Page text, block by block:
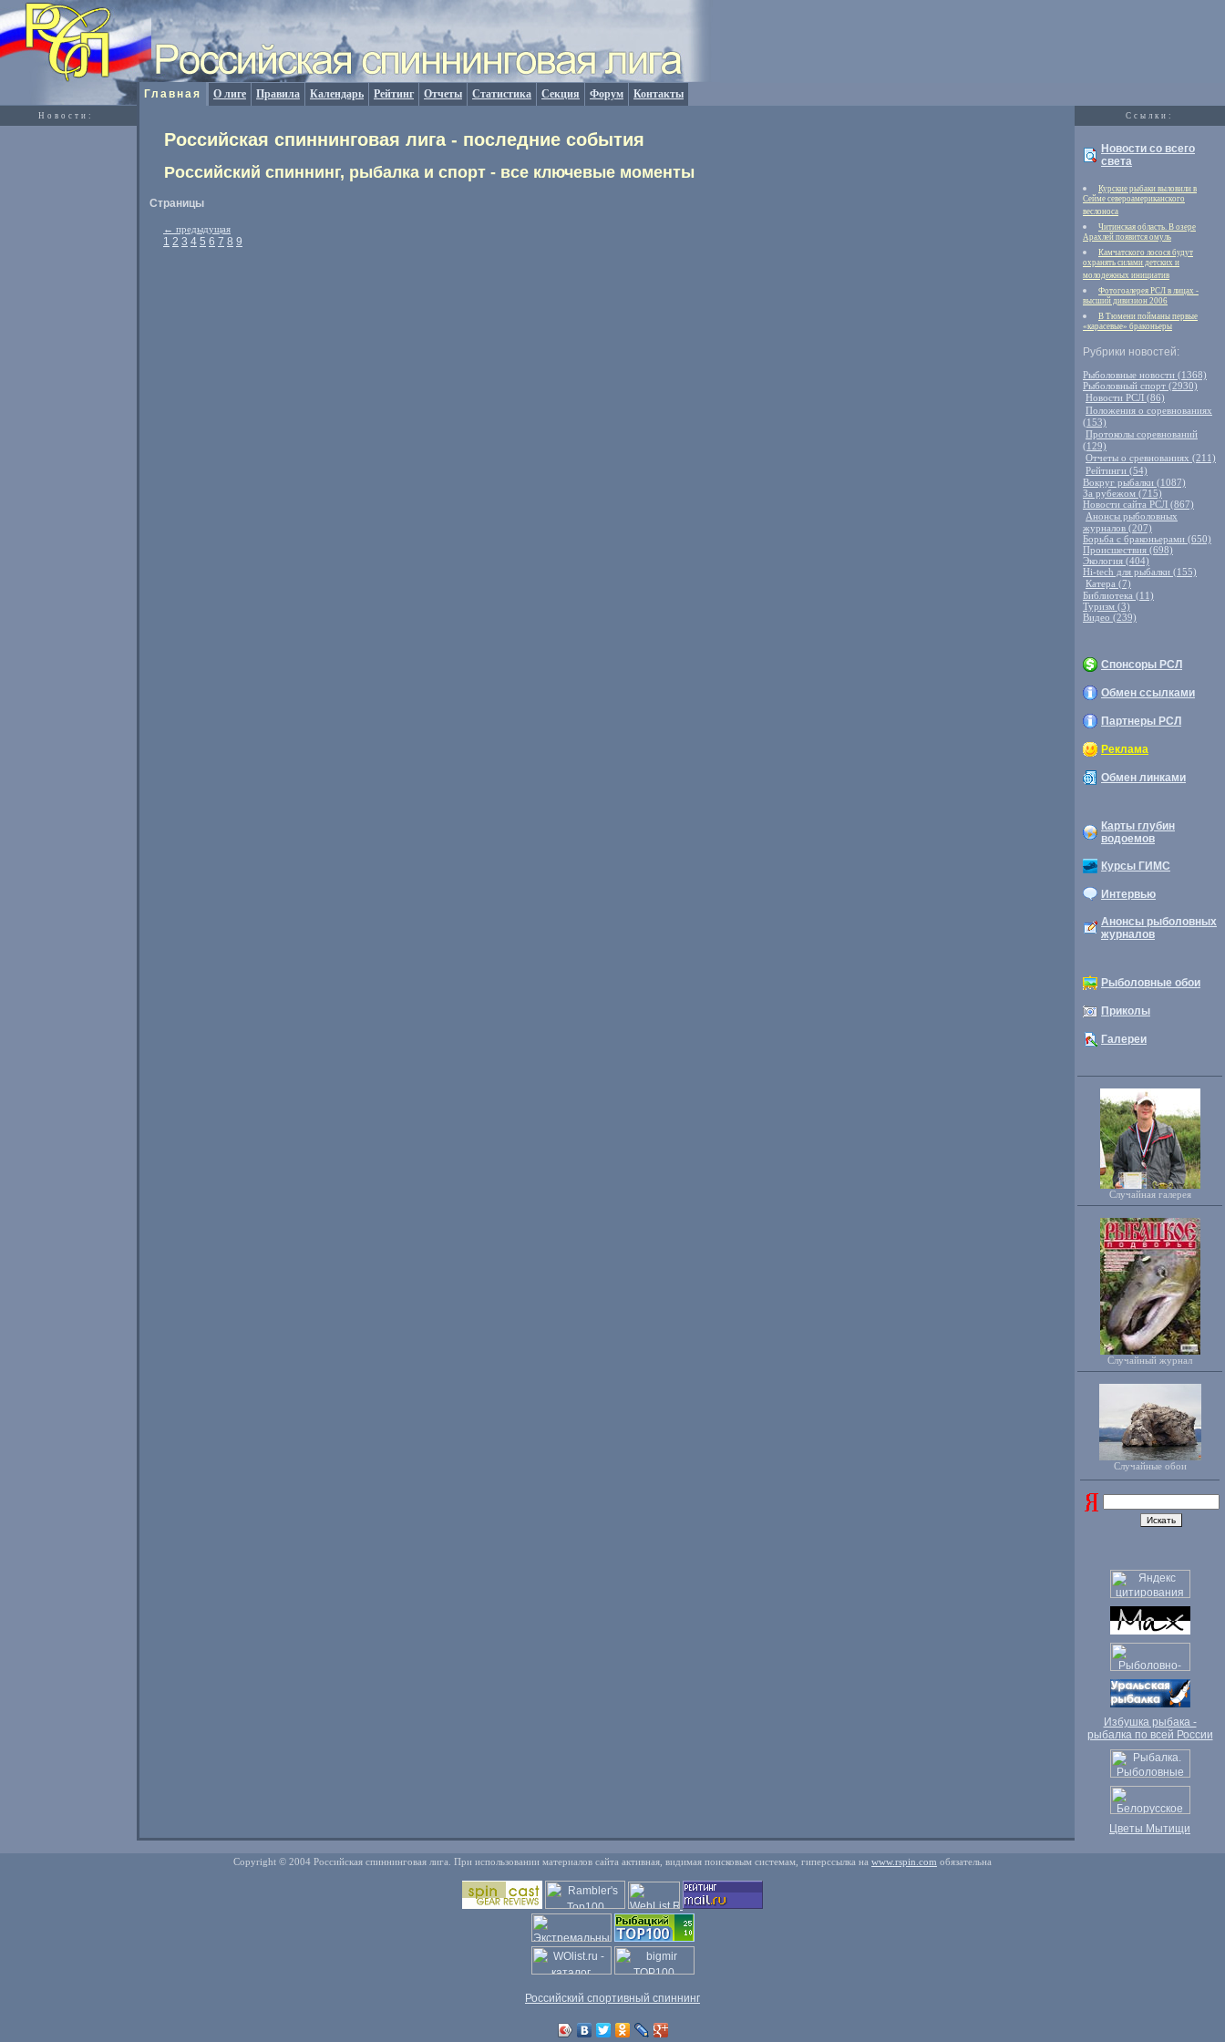
Главная О лиге Правила Календарь Рейтинг Отчеты Статистика Секция Форум Контакты
Новости: Cсылки:
Российская спиннинговая лига - последние события
Российский спиннинг, рыбалка и спорт - все ключевые моменты
Страницы
← предыдущая
1 2 3 4 5 6 7 8 9
Новости со всего
света
Курские рыбаки выловили в
Сейме североамериканского
веслоноса
Читинская область. В озере
Арахлей появится омуль
Камчатского лосося будут
охранять силами детских и
молодежных инициатив
Фотогоалерея РСЛ в лицах -
высший дивизион 2006
В Тюмени пойманы первые
«карасевые» браконьеры
Рубрики новостей:
Рыболовные новости (1368)
Рыболовный спорт (2930)
Новости РСЛ (86)
Положения о соревнованиях
(153)
Протоколы соревнований
(129)
Отчеты о сревнованиях (211)
Рейтинги (54)
Вокруг рыбалки (1087)
За рубежом (715)
Новости сайта РСЛ (867)
Анонсы рыболовных
журналов (207)
Борьба с браконьерами (650)
Происшествия (698)
Экология (404)
Hi-tech для рыбалки (155)
Катера (7)
Библиотека (11)
Туризм (3)
Видео (239)
Спонсоры РСЛ
Обмен ссылками
Партнеры РСЛ
Реклама
Обмен линками
Карты глубин
водоемов
Курсы ГИМС
Интервью
Анонсы рыболовных
журналов
Рыболовные обои
Приколы
Галереи
Случайная галерея
Случайный журнал
Случайные обои
Избушка рыбака -
рыбалка по всей России
Цветы Мытищи
Copyright © 2004 Российская спиннинговая лига. При использовании материалов сайта активная, видимая поисковым системам, гиперссылка на www.rspin.com обязательна
Российский спортивный спиннинг